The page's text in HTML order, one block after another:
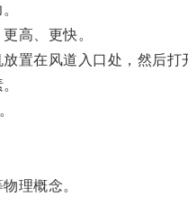
高、更快。
在风道入口处，然后打
理概念。